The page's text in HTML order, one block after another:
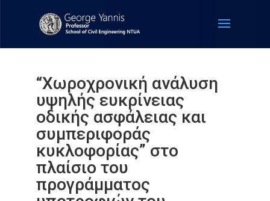
“Χωροχρονική ανάλυση
υψηλής ευκρίνειας
οδικής ασφάλειας και
συμπεριφοράς
κυκλοφορίας” στο
πλαίσιο του
προγράμματος